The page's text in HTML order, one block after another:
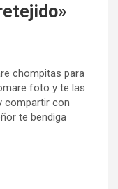
»
chompitas para
foto y te las
compartir con
te bendiga